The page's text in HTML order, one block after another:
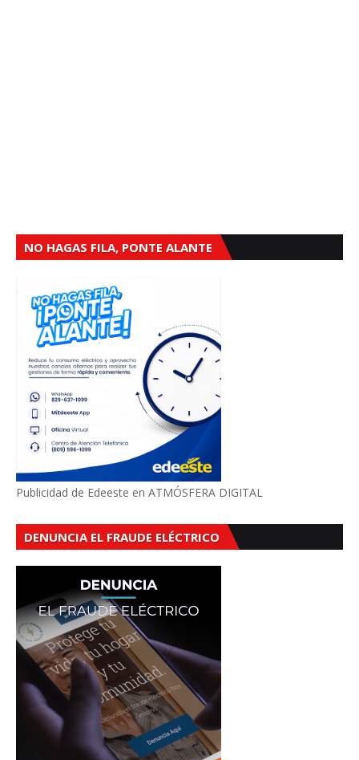
NO HAGAS FILA, PONTE ALANTE
Publicidad de Edeeste en ATMÓSFERA DIGITAL
DENUNCIA EL FRAUDE ELÉCTRICO